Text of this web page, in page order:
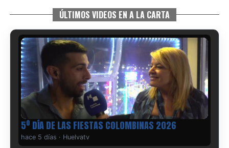
ÚLTIMOS VIDEOS EN A LA CARTA
5º DÍA DE LAS FIESTAS COLOMBINAS 2026
hace 5 días · Huelvatv